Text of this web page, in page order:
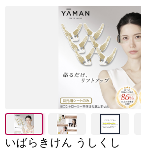
いばらきけん うしくし